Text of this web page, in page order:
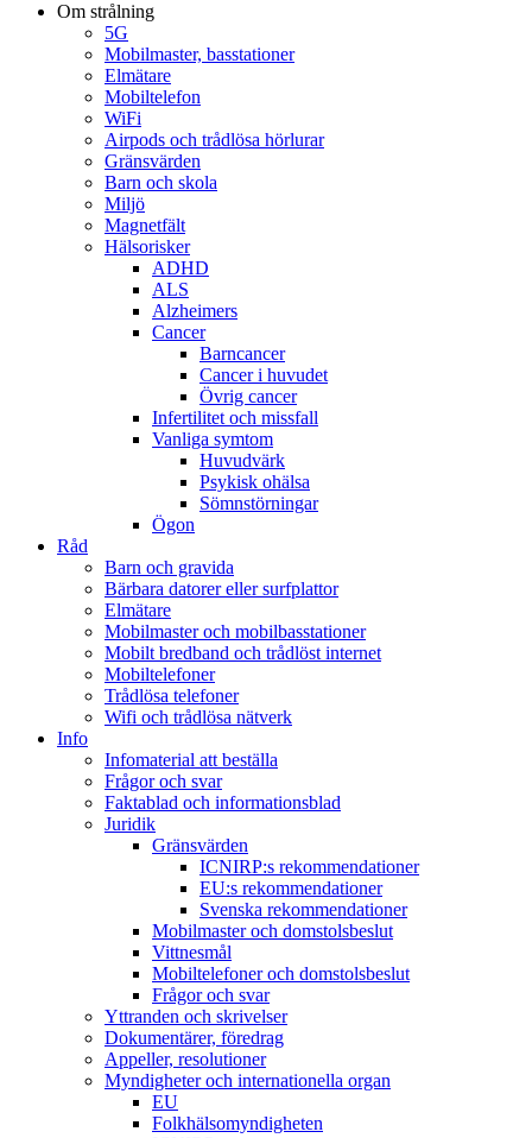
Om strålning
5G
Mobilmaster, basstationer
Elmätare
Mobiltelefon
WiFi
Airpods och trådlösa hörlurar
Gränsvärden
Barn och skola
Miljö
Magnetfält
Hälsorisker
ADHD
ALS
Alzheimers
Cancer
Barncancer
Cancer i huvudet
Övrig cancer
Infertilitet och missfall
Vanliga symtom
Huvudvärk
Psykisk ohälsa
Sömnstörningar
Ögon
Råd
Barn och gravida
Bärbara datorer eller surfplattor
Elmätare
Mobilmaster och mobilbasstationer
Mobilt bredband och trådlöst internet
Mobiltelefoner
Trådlösa telefoner
Wifi och trådlösa nätverk
Info
Infomaterial att beställa
Frågor och svar
Faktablad och informationsblad
Juridik
Gränsvärden
ICNIRP:s rekommendationer
EU:s rekommendationer
Svenska rekommendationer
Mobilmaster och domstolsbeslut
Vittnesmål
Mobiltelefoner och domstolsbeslut
Frågor och svar
Yttranden och skrivelser
Dokumentärer, föredrag
Appeller, resolutioner
Myndigheter och internationella organ
EU
Folkhälsomyndigheten